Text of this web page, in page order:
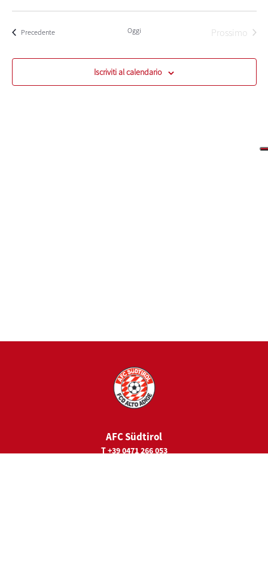
PrecedenteEventi Oggi
Prossimo
Iscriviti al calendario
AFC Südtirol
T +39 0471 266 053